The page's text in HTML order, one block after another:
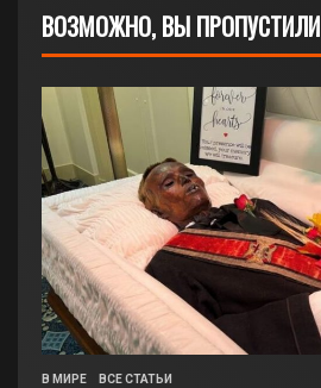
ВОЗМОЖНО, ВЫ ПРОПУСТИЛИ
В МИРЕ ВСЕ СТАТЬИ